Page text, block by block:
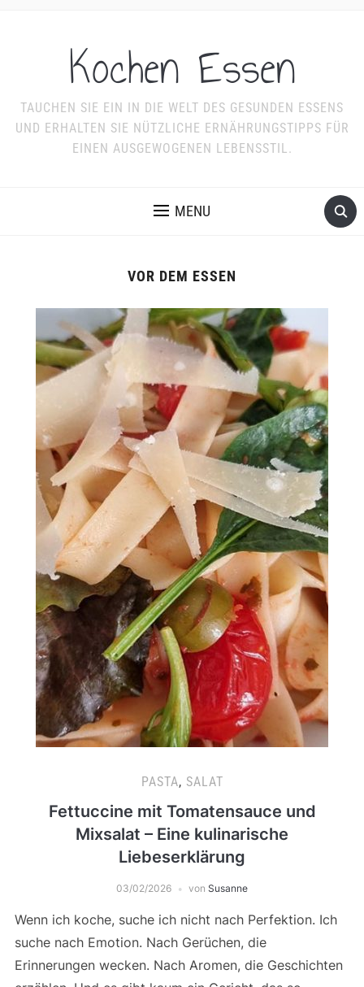
Kochen Essen
TAUCHEN SIE EIN IN DIE WELT DES GESUNDEN ESSENS
UND ERHALTEN SIE NÜTZLICHE ERNÄHRUNGSTIPPS FÜR
EINEN AUSGEWOGENEN LEBENSSTIL.
MENU
VOR DEM ESSEN
PASTA, SALAT
Fettuccine mit Tomatensauce und
Mixsalat – Eine kulinarische
Liebeserklärung
03/02/2026 von Susanne
Wenn ich koche, suche ich nicht nach Perfektion. Ich
suche nach Emotion. Nach Gerüchen, die
Erinnerungen wecken. Nach Aromen, die Geschichten